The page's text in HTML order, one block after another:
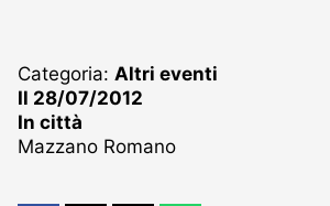
Categoria: Altri eventi
Il 28/07/2012
In città
Mazzano Romano